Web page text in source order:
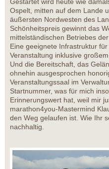
Gestartet wird heute wie
Ospelt, mitten auf dem Lande
äußersten Nordwesten des
Schönheitspreis gewinnt das
mittelständischen Betriebes
Eine geeignete Infrastruktur
Veranstaltung inklusive
Und die Bereitschaft, das
ohnehin ausgesprochen
Veranstaltungssaal im
Startnummer, was für mich
Erinnerungswert hat, weil mir
marathon4you-Mastermind
den Weg gelaufen ist. Wie Ihr
nachhaltig.